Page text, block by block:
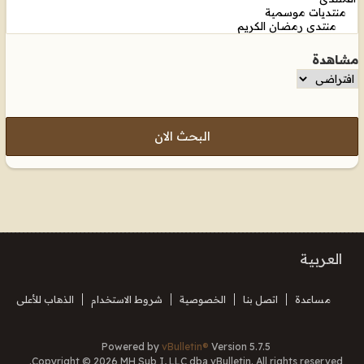
مشاهدة
البحث الان
العربية
مساعدة اتصل بنا الخصوصية شروط الاستخدام الذهاب للأعلى
Powered by vBulletin® Version 5.7.5
Copyright © 2026 MH Sub I, LLC dba vBulletin. All rights reserved.